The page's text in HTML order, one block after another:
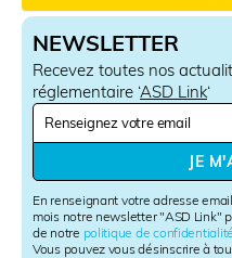
NEWSLETTER
Recevez toutes nos
réglementaire ‘ASD Link‘
N
s
l
e
t
En renseignant votre adresse
mois notre newsletter "ASD Link"
de notre politique de confidentialité
Vous pouvez vous désinscrire à
JE